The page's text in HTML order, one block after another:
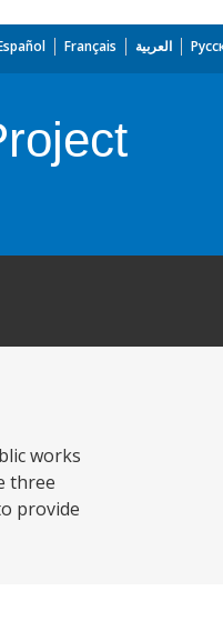
Français العربية
works
three
provide